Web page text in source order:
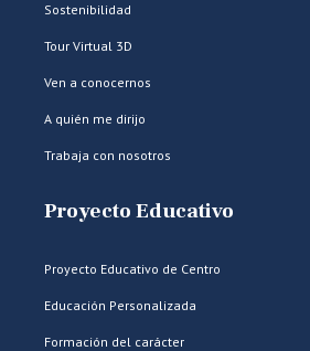
Sostenibilidad
Tour Virtual 3D
Ven a conocernos
A quién me dirijo
Trabaja con nosotros
Proyecto Educativo
Proyecto Educativo de Centro
Educación Personalizada
Formación del carácter